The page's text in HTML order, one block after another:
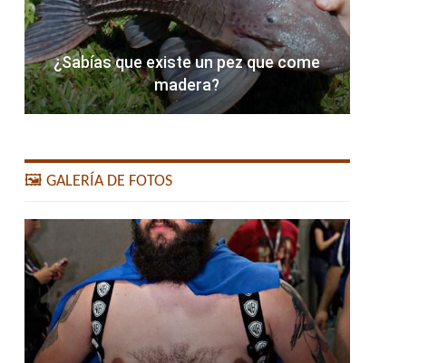
¿Sabías que existe un pez que come
madera?
🖼️ GALERÍA DE FOTOS